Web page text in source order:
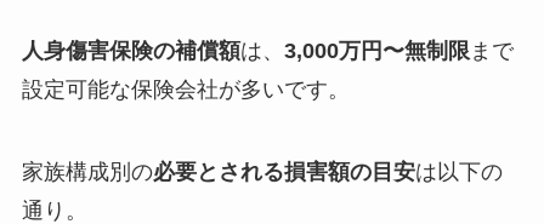
人身傷害保険の補償額は、 3,000万円〜無制限まで
設定可能な保険会社が多いです。
家族構成別の必要とされる損害額の目安は以下の
通り。